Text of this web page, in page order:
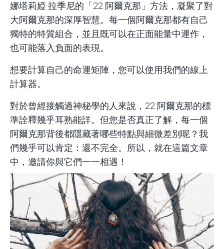
娜塔莉婭·拉季尼的「22 阿爾克那」方法，凝聚了對
大阿爾克那的深厚智慧。每一個阿爾克那都有自己
獨特的特質組合，並且既可以在正面能量中運作，
也可能落入負面的表現。
想要計算自己的命運矩陣，您可以使用我們的線上
計算器。
對於曾經接觸過神秘學的人來說，22 阿爾克那的標
準詮釋幾乎耳熟能詳。但您是否真正了解，每一個
阿爾克那背後都隱藏著哪些特點與細微差別呢？我
們幾乎可以肯定：還不完全。所以，就在這篇文章
中，邀請你與它們一一相遇！